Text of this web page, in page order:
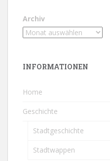
Archiv
INFORMATIONEN
Home
Geschichte
Stadtgeschichte
Stadtwappen